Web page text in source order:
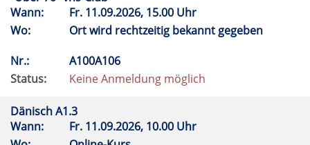
Wann:
Fr. 11.09.2026, 15.00 Uhr
Wo:
Ort wird rechtzeitig bekannt gegeben
Nr.:
A100A106
Status:
Keine Anmeldung möglich
Dänisch A1.3
Wann:
Fr. 11.09.2026, 10.00 Uhr